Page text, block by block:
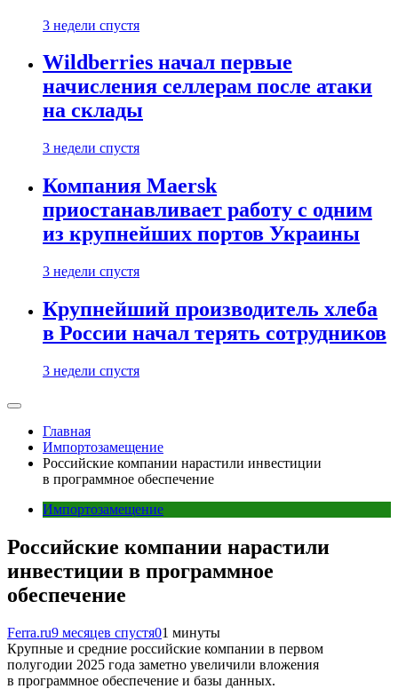
3 недели спустя
Wildberries начал первые
начисления селлерам после атаки
на склады
3 недели спустя
Компания Maersk
приостанавливает работу с одним
из крупнейших портов Украины
3 недели спустя
Крупнейший производитель хлеба
в России начал терять сотрудников
3 недели спустя
Главная
Импортозамещение
Российские компании нарастили инвестиции
в программное обеспечение
Импортозамещение
Российские компании нарастили
инвестиции в программное
обеспечение
Ferra.ru9 месяцев спустя01 минуты
Крупные и средние российские компании в первом
полугодии 2025 года заметно увеличили вложения
в программное обеспечение и базы данных.